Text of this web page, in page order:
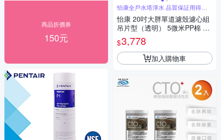
商品折價券
150元
怡康全戶水塔淨水 品質保証用得安
心
怡康 20吋大胖單道濾殼濾心組
吊片型（透明） 5微米PP棉 全
屋淨水
$3,778
加入購物車